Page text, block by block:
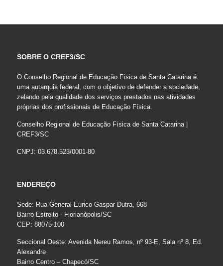
SOBRE O CREF3/SC
O Conselho Regional de Educação Física de Santa Catarina é
uma autarquia federal, com o objetivo de defender a sociedade,
zelando pela qualidade dos serviços prestados nas atividades
próprias dos profissionais de Educação Física.
Conselho Regional de Educação Física de Santa Catarina |
CREF3/SC
CNPJ: 03.678.523/0001-80
ENDEREÇO
Sede: Rua General Eurico Gaspar Dutra, 668
Bairro Estreito - Florianópolis/SC
CEP: 88075-100
Seccional Oeste: Avenida Nereu Ramos, nº 93-E, Sala nº 8, Ed.
Alexandre
Bairro Centro – Chapecó/SC